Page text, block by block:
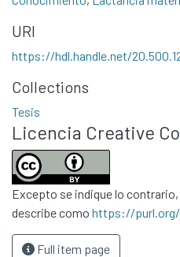
Contacto
Políticas
URI
https://hdl.handle.net/
Collections
Tesis
Licencia Creative
Excepto se indique lo
describe como https://purl.org/
Full item page